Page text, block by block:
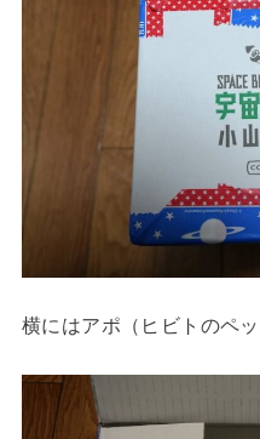
横にはアポ（ヒビトのペ